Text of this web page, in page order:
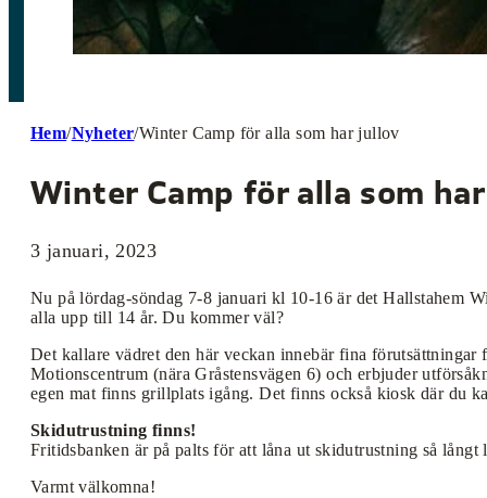
Hem/Nyheter/Winter Camp för alla som har jullov
Winter Camp för alla som
3 januari, 2023
Nu på lördag-söndag 7-8 januari kl 10-16 är det Hallstahem
alla upp till 14 år. Du kommer väl?
Det kallare vädret den här veckan innebär fina
Motionscentrum (nära Gråstensvägen 6) och erbjuder
egen mat finns grillplats igång. Det finns också kiosk där du
Skidutrustning finns!
Fritidsbanken är på palts för att låna ut skidutrustning så
Varmt välkomna!